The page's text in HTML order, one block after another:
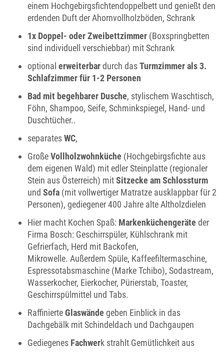
einem Hochgebirgsfichtendoppelbett und genießt den
erdenden Duft der Ahornvollholzböden, Schrank
1x Doppel- oder Zweibettzimmer (Boxspringbetten
sind individuell verschiebbar) mit Schrank
optional erweiterbardurch dasTurmzimmer als 3.
Schlafzimmer für 1-2 Personen
Bad mit begehbarer Dusche, stylischem Waschtisch,
Föhn, Shampoo, Seife, Schminkspiegel, Hand- und
Duschtücher..
separatesWC,
GroßeVollholzwohnküche (Hochgebirgsfichte aus
dem eigenen Wald) mit edler Steinplatte (regionaler
Stein aus Österreich) mitSitzecke am Schlossturm
und Sofa (mit vollwertiger Matratze ausklappbar für 2
Personen), gediegener 400 Jahre alte Altholzdielen
Hier macht Kochen Spaß: Markenküchengeräte der
Firma Bosch: Geschirrspüler, Kühlschrank mit
Gefrierfach, Herd mit Backofen,
Mikrowelle. Außerdem Spüle, Kaffeefiltermaschine,
Espressotabsmaschine (Marke Tchibo), Sodastream,
Wasserkocher, Eierkocher, Pürierstab, Toaster,
Geschirrspülmittel und Tabs.
RaffinierteGlaswände geben Einblick in das
Dachgebälk mit Schindeldach und Dachgaupen
Gediegenes Fachwerk strahlt Gemütlichkeit aus